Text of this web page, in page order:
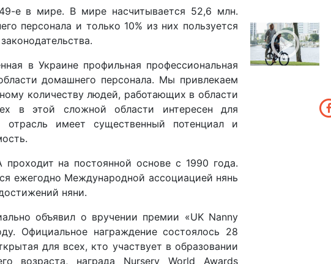
е в мире. В мире насчитывается 52,6 млн.
персонала и только 10% из них пользуется
в Украине профильная профессиональная
домашнего персонала. Мы привлекаем
количеству людей, работающих в области
в этой сложной области интересен для
имеет существенный потенциал и
на постоянной основе с 1990 года.
ежегодно Международной ассоциацией нянь
няни.
объявил о вручении премии «UK Nanny
Официальное награждение состоялось 28
для всех, кто участвует в образовании
возраста, награда Nursery World Awards